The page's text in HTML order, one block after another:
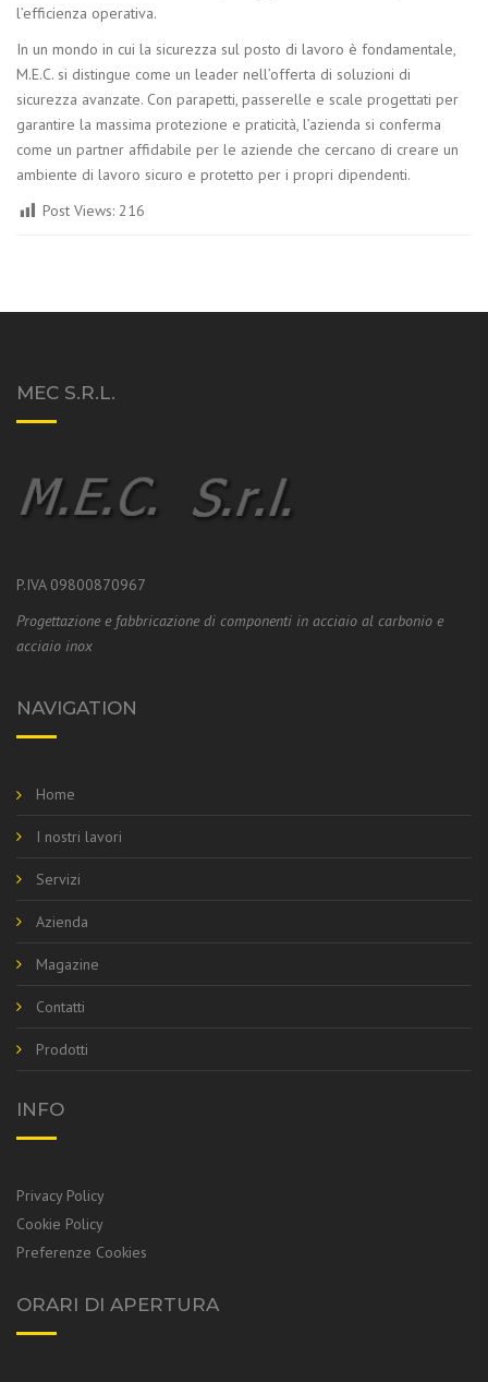
l’efficienza operativa.
In un mondo in cui la sicurezza sul posto di lavoro è fondamentale,
M.E.C. si distingue come un leader nell’offerta di soluzioni di
sicurezza avanzate. Con parapetti, passerelle e scale progettati per
garantire la massima protezione e praticità, l’azienda si conferma
come un partner affidabile per le aziende che cercano di creare un
ambiente di lavoro sicuro e protetto per i propri dipendenti.
Post Views: 216
MEC S.R.L.
P.IVA 09800870967
Progettazione e fabbricazione di componenti in acciaio al carbonio e
acciaio inox
NAVIGATION
Home
I nostri lavori
Servizi
Azienda
Magazine
Contatti
Prodotti
INFO
Privacy Policy
Cookie Policy
Preferenze Cookies
ORARI DI APERTURA